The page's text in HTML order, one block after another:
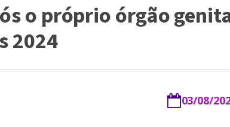
o próprio órgão
2024
03/08/